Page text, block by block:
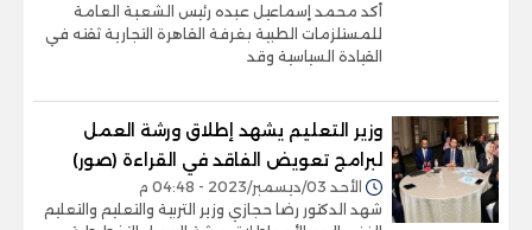
أكد محمد إسماعيل عبده رئيس الشعبة العامة
للمستلزمات الطبية بغرفة القاهرة التجارية ثقته في
القيادة السياسية وقد
وزير التعليم يشهد إطلاق ورشة العمل
لبرامج تعويض الفاقد في القراءة (صور)
الأحد 03/ديسمبر/2023 - 04:48 م
شهد الدكتور رضا حجازي وزير التربية والتعليم والتعليم